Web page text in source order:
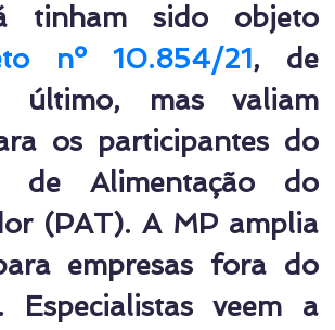
tinham sido objeto
nº 10.854/21, de
último, mas valiam
os participantes do
de Alimentação do
(PAT). A MP amplia
empresas fora do
Especialistas veem a